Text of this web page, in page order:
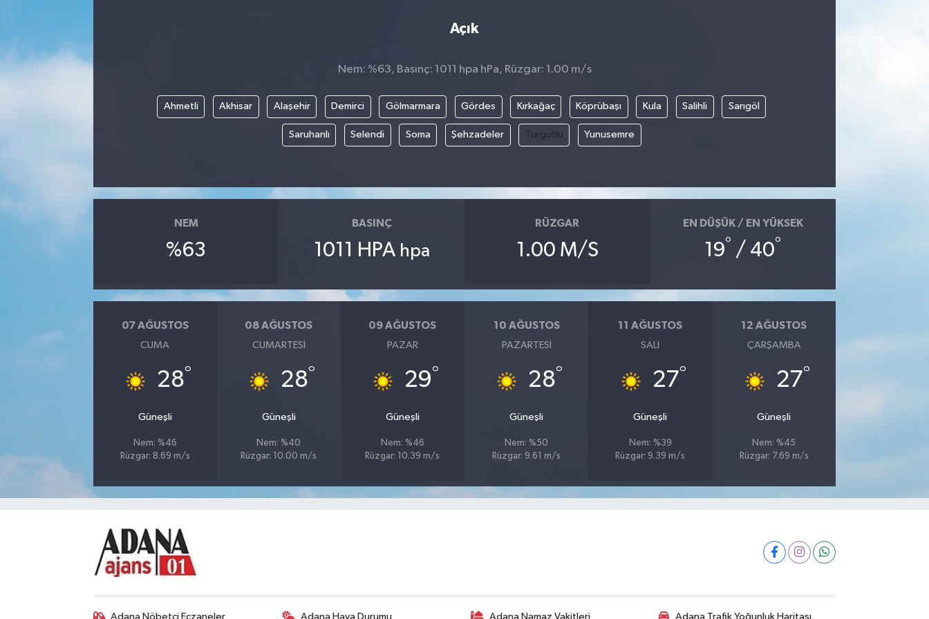
Açık
Nem: %63, Basınç: 1011 hpa hPa, Rüzgar: 1.00 m/s
Ahmetli Akhisar Alaşehir Demirci Gölmarmara Gördes Kırkağaç Köprübaşı Kula Salihli Sarıgöl
Saruhanlı Selendi Soma Şehzadeler Turgutlu Yunusemre
NEM
%63
BASINÇ
1011 HPA hpa
RÜZGAR
1.00 M/S
EN DÜŞÜK / EN YÜKSEK
19° / 40°
07 AĞUSTOS
CUMA
28°
Güneşli
Nem: %46
Rüzgar: 8.69 m/s
08 AĞUSTOS
CUMARTESI
28°
Güneşli
Nem: %40
Rüzgar: 10.00 m/s
09 AĞUSTOS
PAZAR
29°
Güneşli
Nem: %46
Rüzgar: 10.39 m/s
10 AĞUSTOS
PAZARTESI
28°
Güneşli
Nem: %50
Rüzgar: 9.61 m/s
11 AĞUSTOS
SALI
27°
Güneşli
Nem: %39
Rüzgar: 9.39 m/s
12 AĞUSTOS
ÇARŞAMBA
27°
Güneşli
Nem: %45
Rüzgar: 7.69 m/s
Adana Nöbetçi Eczaneler Adana Hava Durumu Adana Namaz Vakitleri Adana Trafik Yoğunluk Haritası
Magazin